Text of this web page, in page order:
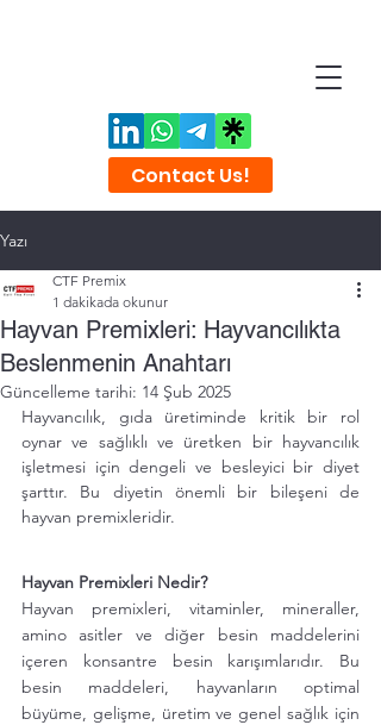
Contact Us!
Yazı
Hayvan Premixleri: Hayvancılıkta
Beslenmenin Anahtarı
CTF Premix
1 dakikada okunur
Güncelleme tarihi: 14 Şub 2025
Hayvancılık, gıda üretiminde kritik bir rol
oynar ve sağlıklı ve üretken bir hayvancılık
işletmesi için dengeli ve besleyici bir diyet
şarttır. Bu diyetin önemli bir bileşeni de
hayvan premixleridir.
Hayvan Premixleri Nedir?
Hayvan premixleri, vitaminler, mineraller,
amino asitler ve diğer besin maddelerini
içeren konsantre besin karışımlarıdır. Bu
besin maddeleri, hayvanların optimal
büyüme, gelişme, üretim ve genel sağlık için